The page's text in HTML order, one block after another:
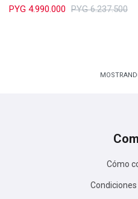
PYG 4.990.000 PYG 6.237.500
Cómo